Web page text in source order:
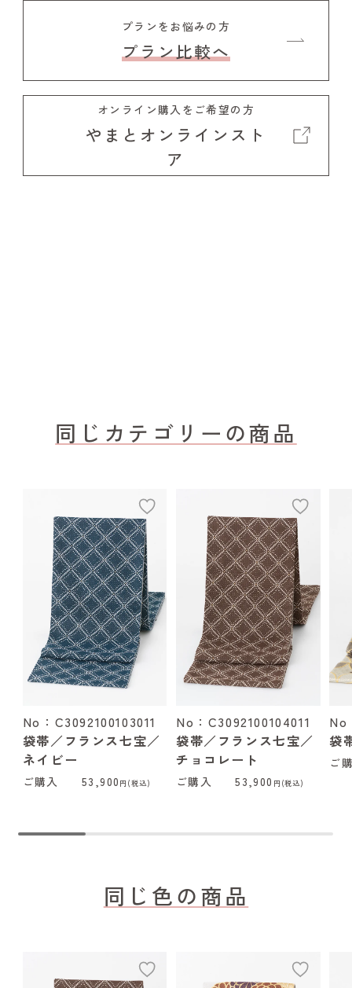
プランをお悩みの方
プラン比較へ
オンライン購入をご希望の方
やまとオンラインスト
ア
同じカテゴリーの商品
No：C3092100103011
袋帯／フランス七宝／
ネイビー
ご購入 53,900 円(税込)
No：C3092100104011
袋帯／フランス七宝／
チョコレート
ご購入 53,900 円(税込)
No
袋
ご
同じ色の商品